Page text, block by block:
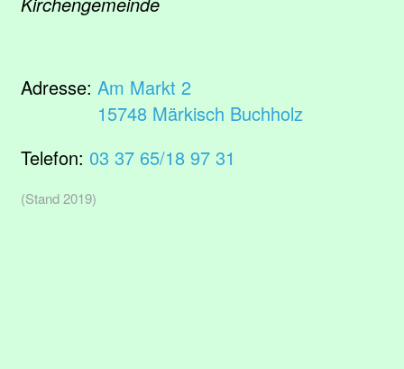
Adresse: Am Markt 2
15748 Märkisch Buchholz
Telefon: 03 37 65/18 97 31
(Stand 2019)